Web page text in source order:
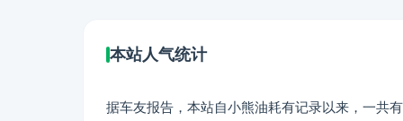
本站人气统计
据车友报告，本站自小熊油耗有记录以来，一共有